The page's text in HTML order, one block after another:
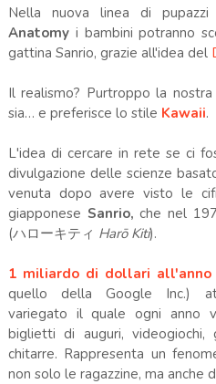
Nella nuova linea di
Anatomyi bambini potranno
gattina Sanrio, grazie all'idea del
Il realismo? Purtroppo la
sia… e preferisce lo stile Kawaii.
L'idea di cercare in rete se ci
divulgazione delle scienze
venuta dopo avere visto le
giapponese Sanrio,che nel
(ハローキティ Harō Kiti).
1 miliardo di dollari all'anno
quello della Google Inc.)
variegato il quale ogni anno
biglietti di auguri, videogiochi,
chitarre. Rappresenta un
non solo le ragazzine, ma anche